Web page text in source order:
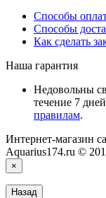
Способы
Способы
Как сделать
Наша гарантия
Недовольны
течение 7
правилам.
Интернет-магазин
Aquarius174.ru ©
×
Назад